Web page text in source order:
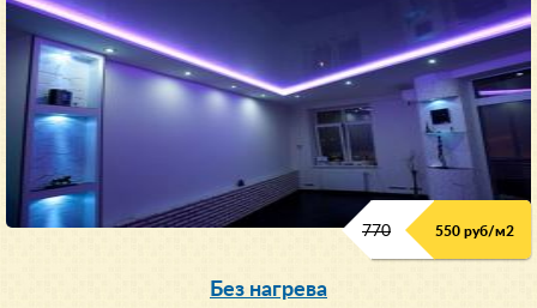
770 550 руб/м2
Без нагрева